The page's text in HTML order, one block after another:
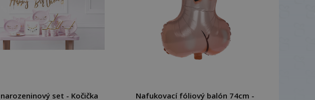
set - Kočička
Nafukovací fóliový balón 74cm -